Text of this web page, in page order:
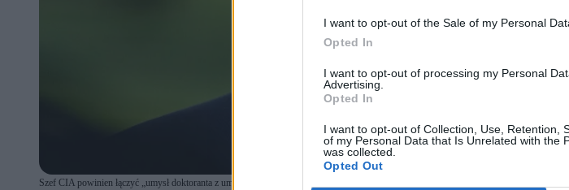
I want to opt-out of the Sale of my Personal
Opted In
I want to opt-out of processing my Personal
Advertising.
Opted In
I want to opt-out of Collection, Use, Retention,
of my Personal Data that Is Unrelated with the
was collected.
Opted Out
Szef CIA powinien łączyć „umysł doktoranta z umiejętnością wygrania bójki w barze”. (fot. Shutterstock / Shutterstock)